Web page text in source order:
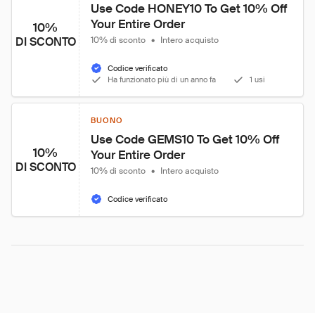
10%
DI SCONTO
Use Code HONEY10 To Get 10% Off
Your Entire Order
10% di sconto • Intero acquisto
Codice verificato
Ha funzionato più di un anno fa
1 usi
10%
DI SCONTO
BUONO
Use Code GEMS10 To Get 10% Off
Your Entire Order
10% di sconto • Intero acquisto
Codice verificato